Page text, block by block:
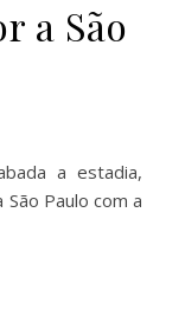
a São
a estadia,
Paulo com a